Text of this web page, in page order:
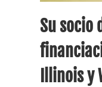
Su socio
Illinois